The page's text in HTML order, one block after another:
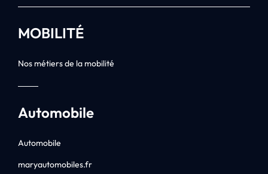
MOBILITÉ
Nos métiers de la mobilité
Automobile
Automobile
maryautomobiles.fr